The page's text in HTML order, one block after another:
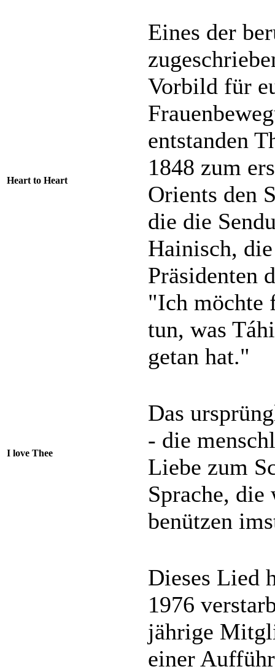
Heart to Heart
Eines der
Vorbild für
entstanden
1848 zum
Orients den
die die
Hainisch,
Präsidenten
"Ich möchte
tun, was
getan hat."
I love Thee
Das
- die
Liebe zum
Sprache,
benützen
Dieses Lied
1976
jährige
einer